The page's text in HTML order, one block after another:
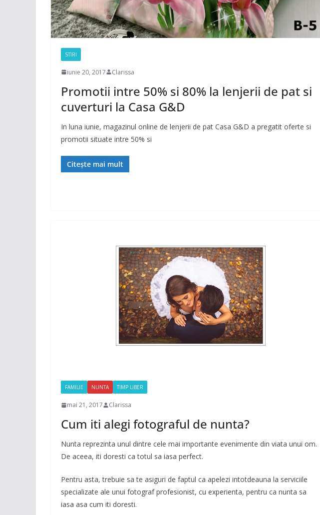
STIRI
iunie 20, 2017 Clarissa
Promotii intre 50% si 80% la lenjerii de pat si
cuverturi la Casa G&D
In luna iunie, magazinul online de lenjerii de pat Casa G&D a pregatit oferte si
promotii situate intre 50% si
Citește mai mult
FAMILIE NUNTA TIMP LIBER
mai 21, 2017 Clarissa
Cum iti alegi fotograful de nunta?
Nunta reprezinta unul dintre cele mai importante evenimente din viata unui om.
De aceea, iti doresti ca totul sa iasa perfect.
Pentru asta, trebuie sa te asiguri de faptul ca apelezi intotdeauna la serviciile
specializate ale unui fotograf profesionist, cu experienta, pentru ca nunta sa
iasa asa cum iti doresti.